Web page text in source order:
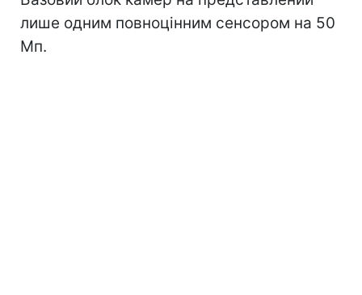
лише одним повноцінним сенсором на 50
Мп.